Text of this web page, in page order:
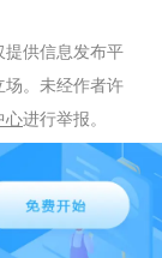
提供信息发布平
场。未经作者许
心进行举报。